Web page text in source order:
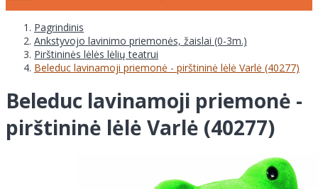
Pagrindinis
Ankstyvojo lavinimo priemonės, žaislai (0-3m.)
Pirštininės lėlės lėlių teatrui
Beleduc lavinamoji priemonė - pirštininė lėlė Varlė (40277)
Beleduc lavinamoji priemonė -
pirštininė lėlė Varlė (40277)